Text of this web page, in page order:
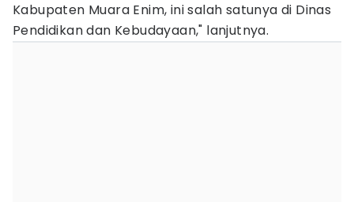
Kabupaten Muara Enim, ini salah satunya di Dinas
Pendidikan dan Kebudayaan," lanjutnya.